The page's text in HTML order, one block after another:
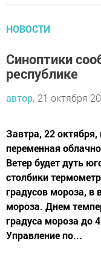
НОВОСТИ
Синоптики
республике
автор, 21 октября
Завтра, 22
переменная
Ветер будет дуть
столбики
градусов мороза, в
мороза. Днем
градуса мороза до
Управление по...